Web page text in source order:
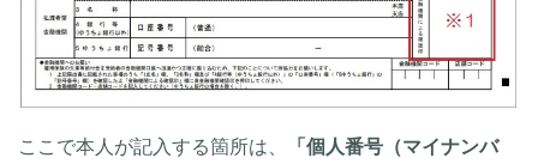
ここで本人が記入する箇所は、
「個人番号（マイナンバ